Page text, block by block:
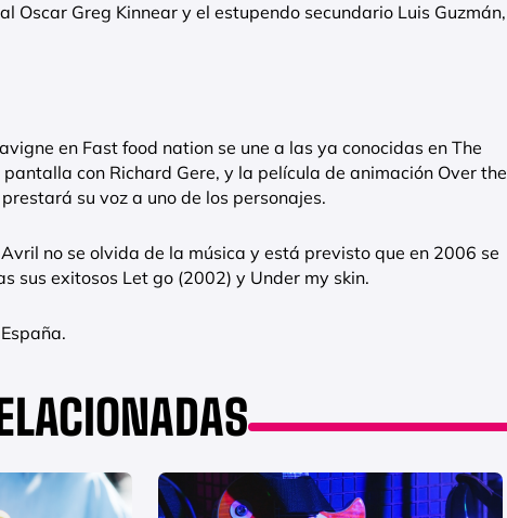
Oscar Greg Kinnear y el estupendo secundario Luis Guzmán,
en Fast food nation se une a las ya conocidas en The
con Richard Gere, y la película de animación Over the
su voz a uno de los personajes.
no se olvida de la música y está previsto que en 2006 se
sus exitosos Let go (2002) y Under my skin.